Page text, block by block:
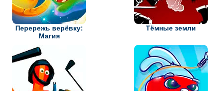
Перережь верёвку:
Магия
Тёмные земли